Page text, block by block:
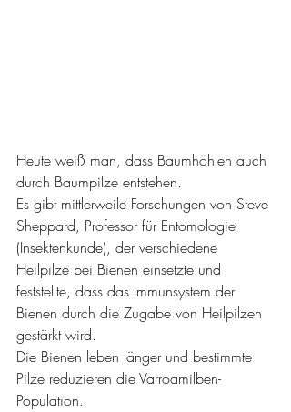
Heute weiß man, dass Baumhöhlen auch
durch Baumpilze entstehen.
Es gibt mittlerweile Forschungen von Steve
Sheppard, Professor für Entomologie
(Insektenkunde), der verschiedene
Heilpilze bei Bienen einsetzte und
feststellte, dass das Immunsystem der
Bienen durch die Zugabe von Heilpilzen
gestärkt wird.
Die Bienen leben länger und bestimmte
Pilze reduzieren die Varroamilben-
Population.